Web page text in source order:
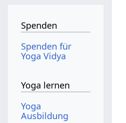
Spenden
Spenden für
Yoga Vidya
Yoga lernen
Yoga
Ausbildung